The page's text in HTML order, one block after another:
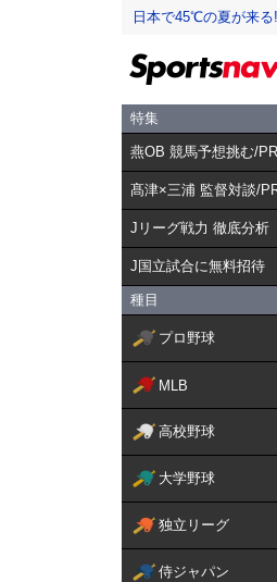
日本で45℃の夏が来
特集
燕OB 競馬予想挑む/PR
髙津×三浦 監督対談/
Jリーグ戦力 徹底分析
J国立試合に無料招待
種目
プロ野球
MLB
高校野球
大学野球
独立リーグ
侍ジャパン